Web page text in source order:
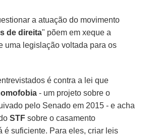
a atuação do movimento
de direita" põem em xeque a
uma legislação voltada para os
é contra a lei que
- um projeto sobre o
pelo Senado em 2015 - e acha
STF sobre o casamento
é suficiente. Para eles, criar leis